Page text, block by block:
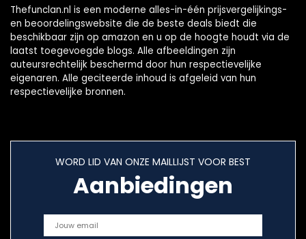
Thefunclan.nl is een moderne alles-in-één prijsvergelijkings-
en beoordelingswebsite die de beste deals biedt die
beschikbaar zijn op amazon en u op de hoogte houdt via de
laatst toegevoegde blogs. Alle afbeeldingen zijn
auteursrechtelijk beschermd door hun respectievelijke
eigenaren. Alle geciteerde inhoud is afgeleid van hun
respectievelijke bronnen.
WORD LID VAN ONZE MAILLIJST VOOR BEST
Aanbiedingen